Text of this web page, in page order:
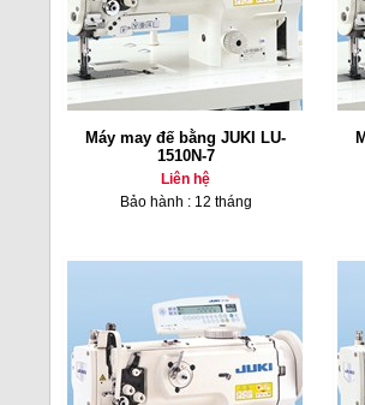
Máy may đế bằng JUKI LU-
1510N-7
Liên hệ
Bảo hành : 12 tháng